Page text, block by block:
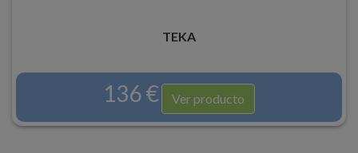
TEKA
136 € Ver producto